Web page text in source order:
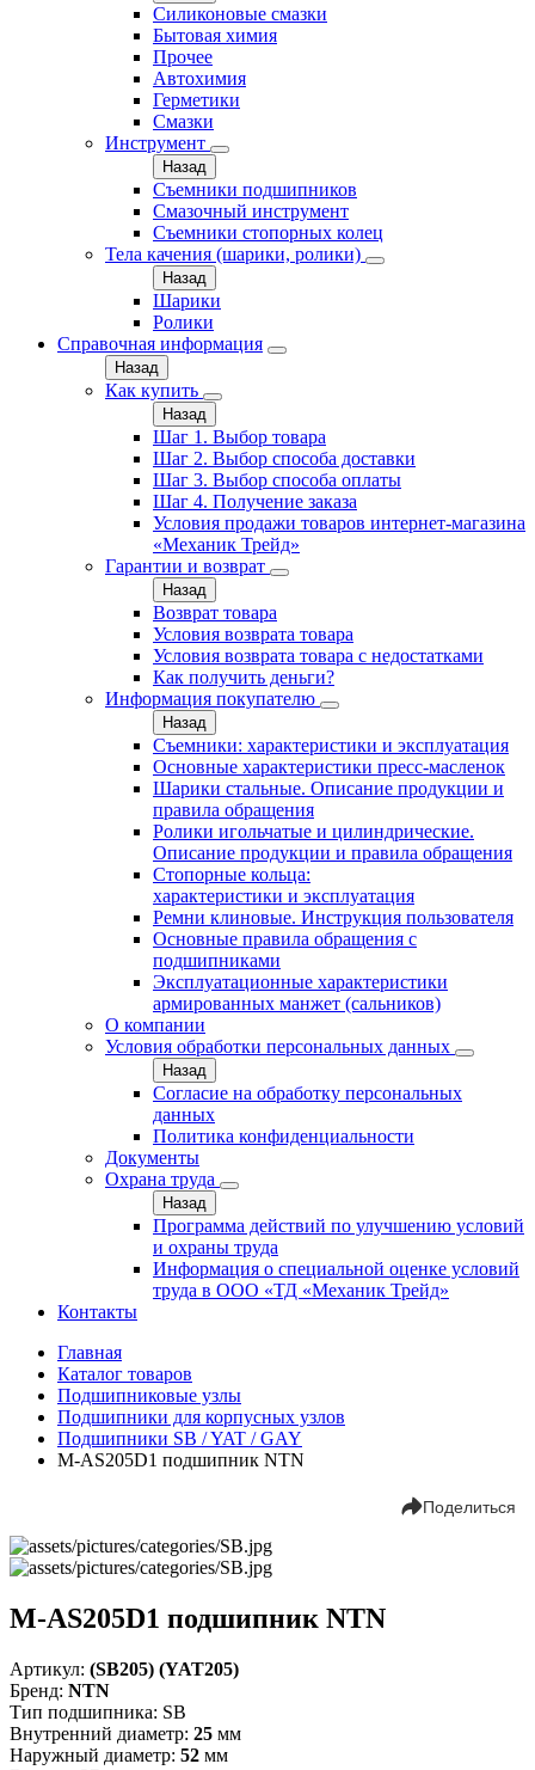
Силиконовые смазки
Бытовая химия
Прочее
Автохимия
Герметики
Смазки
Инструмент
Назад
Съемники подшипников
Смазочный инструмент
Съемники стопорных колец
Тела качения (шарики, ролики)
Назад
Шарики
Ролики
Справочная информация
Назад
Как купить
Назад
Шаг 1. Выбор товара
Шаг 2. Выбор способа доставки
Шаг 3. Выбор способа оплаты
Шаг 4. Получение заказа
Условия продажи товаров интернет-магазина
«Механик Трейд»
Гарантии и возврат
Назад
Возврат товара
Условия возврата товара
Условия возврата товара с недостатками
Как получить деньги?
Информация покупателю
Назад
Съемники: характеристики и эксплуатация
Основные характеристики пресс‑масленок
Шарики стальные. Описание продукции и
правила обращения
Ролики игольчатые и цилиндрические.
Описание продукции и правила обращения
Стопорные кольца:
характеристики и эксплуатация
Ремни клиновые. Инструкция пользователя
Основные правила обращения с
подшипниками
Эксплуатационные характеристики
армированных манжет (сальников)
О компании
Условия обработки персональных данных
Назад
Согласие на обработку персональных
данных
Политика конфиденциальности
Документы
Охрана труда
Назад
Программа действий по улучшению условий
и охраны труда
Информация о специальной оценке условий
труда в ООО «ТД «Механик Трейд»
Контакты
Главная
Каталог товаров
Подшипниковые узлы
Подшипники для корпусных узлов
Подшипники SB / YAT / GAY
M-AS205D1 подшипник NTN
Поделиться
M-AS205D1 подшипник NTN
Артикул: (SB205) (YAT205)
Бренд: NTN
Тип подшипника: SB
Внутренний диаметр: 25 мм
Наружный диаметр: 52 мм